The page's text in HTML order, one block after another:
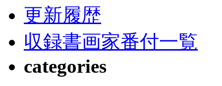
更新履歴
収録書画家番付一覧
categories